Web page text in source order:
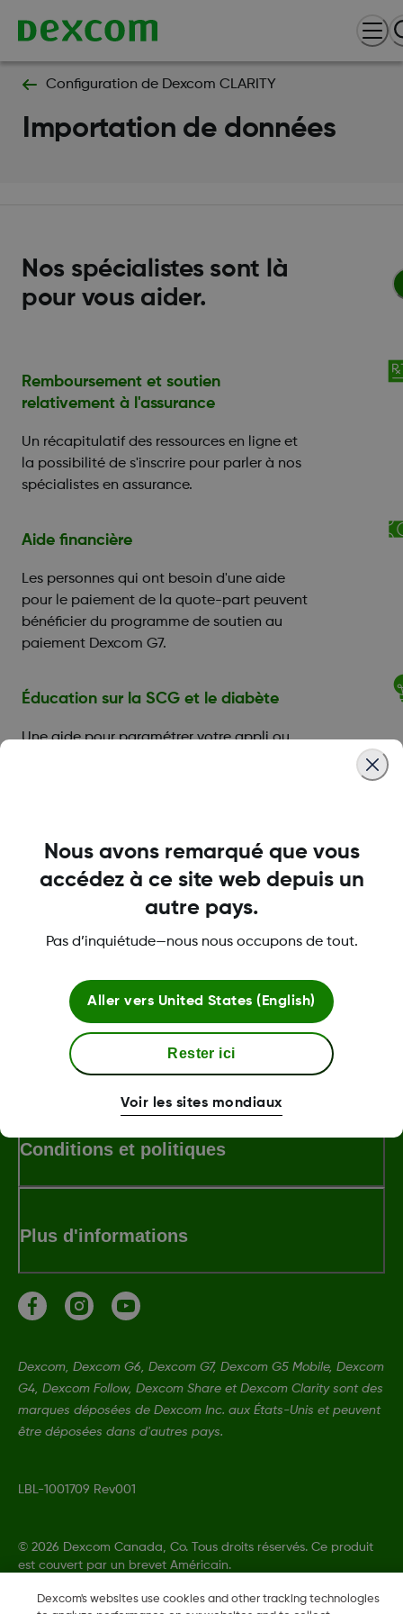
Configuration de Dexcom CLARITY
Importation de données
Nos spécialistes sont là
pour vous aider.
Remboursement et soutien
relativement à l'assurance
Un récapitulatif des ressources en ligne et
la possibilité de s'inscrire pour parler à nos
spécialistes en assurance.
Aide financière
Les personnes qui ont besoin d'une aide
pour le paiement de la quote-part peuvent
bénéficier du programme de soutien au
paiement Dexcom G7.
Éducation sur la SCG et le diabète
Une aide pour paramétrer votre appli ou
Soutien technique relativement aux
produits
Pour le dépannage de problèmes
techniques ou encore avec l'appli mobile
capteur Dexcom.
À propos de Dexcom
Conditions et politiques
Plus d'informations
Dexcom, Dexcom G6, Dexcom G7, Dexcom G5 Mobile, Dexcom
G4, Dexcom Follow, Dexcom Share et Dexcom Clarity sont des
marques déposées de Dexcom Inc. aux États-Unis et peuvent
être déposées dans d'autres pays.
LBL-1001709 Rev001
© 2026 Dexcom Canada, Co. Tous droits réservés. Ce produit
est couvert par un brevet Américain.
Dexcom's websites use cookies and other tracking technologies
Nous avons remarqué que vous
accédez à ce site web depuis un
autre pays.
Pas d’inquiétude—nous nous occupons de tout.
Aller vers United States (English)
Rester ici
Voir les sites mondiaux